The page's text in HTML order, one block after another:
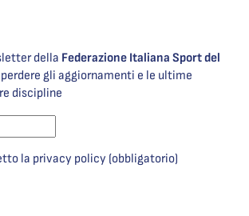
della Federazione Italiana Sport del
perdere gli aggiornamenti e le ultime
discipline
la privacy policy (obbligatorio)